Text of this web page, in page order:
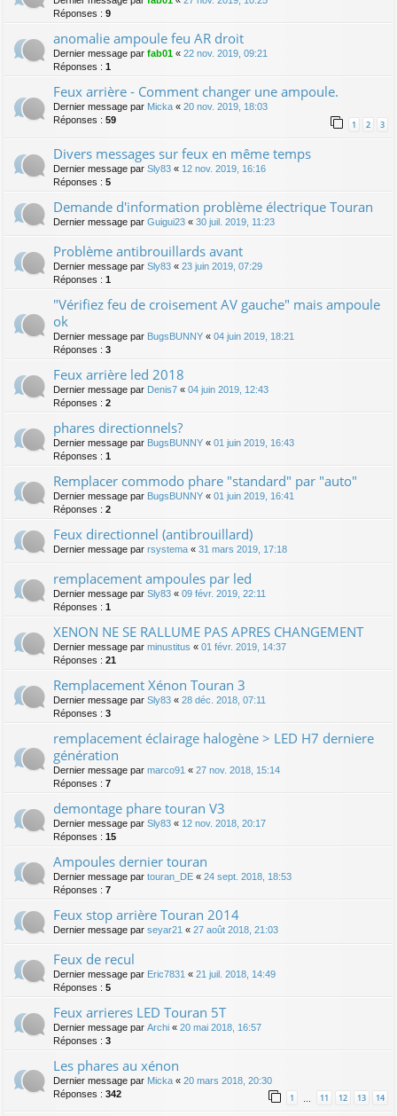
Réponses : 9
anomalie ampoule feu AR droit
Dernier message par fab01 « 22 nov. 2019, 09:21
Réponses : 1
Feux arrière - Comment changer une ampoule.
Dernier message par Micka « 20 nov. 2019, 18:03
Réponses : 59 1 2 3
Divers messages sur feux en même temps
Dernier message par Sly83 « 12 nov. 2019, 16:16
Réponses : 5
Demande d'information problème électrique Touran
Dernier message par Guigui23 « 30 juil. 2019, 11:23
Problème antibrouillards avant
Dernier message par Sly83 « 23 juin 2019, 07:29
Réponses : 1
"Vérifiez feu de croisement AV gauche" mais ampoule
ok
Dernier message par BugsBUNNY « 04 juin 2019, 18:21
Réponses : 3
Feux arrière led 2018
Dernier message par Denis7 « 04 juin 2019, 12:43
Réponses : 2
phares directionnels?
Dernier message par BugsBUNNY « 01 juin 2019, 16:43
Réponses : 1
Remplacer commodo phare "standard" par "auto"
Dernier message par BugsBUNNY « 01 juin 2019, 16:41
Réponses : 2
Feux directionnel (antibrouillard)
Dernier message par rsystema « 31 mars 2019, 17:18
remplacement ampoules par led
Dernier message par Sly83 « 09 févr. 2019, 22:11
Réponses : 1
XENON NE SE RALLUME PAS APRES CHANGEMENT
Dernier message par minustitus « 01 févr. 2019, 14:37
Réponses : 21
Remplacement Xénon Touran 3
Dernier message par Sly83 « 28 déc. 2018, 07:11
Réponses : 3
remplacement éclairage halogène > LED H7 derniere
génération
Dernier message par marco91 « 27 nov. 2018, 15:14
Réponses : 7
demontage phare touran V3
Dernier message par Sly83 « 12 nov. 2018, 20:17
Réponses : 15
Ampoules dernier touran
Dernier message par touran_DE « 24 sept. 2018, 18:53
Réponses : 7
Feux stop arrière Touran 2014
Dernier message par seyar21 « 27 août 2018, 21:03
Feux de recul
Dernier message par Eric7831 « 21 juil. 2018, 14:49
Réponses : 5
Feux arrieres LED Touran 5T
Dernier message par Archi « 20 mai 2018, 16:57
Réponses : 3
Les phares au xénon
Dernier message par Micka « 20 mars 2018, 20:30
Réponses : 342 1 11 12 13 14